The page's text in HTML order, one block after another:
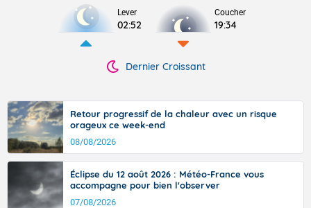
Lever
02:52
Coucher
19:34
Dernier Croissant
Retour progressif de la chaleur avec un risque
orageux ce week-end
08/08/2026
Éclipse du 12 août 2026 : Météo-France vous
accompagne pour bien l'observer
07/08/2026